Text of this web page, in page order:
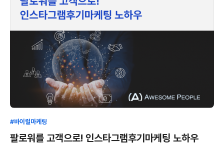
#바이럴마케팅
팔로워를 고객으로! 인스타그램후기마케팅 노하우